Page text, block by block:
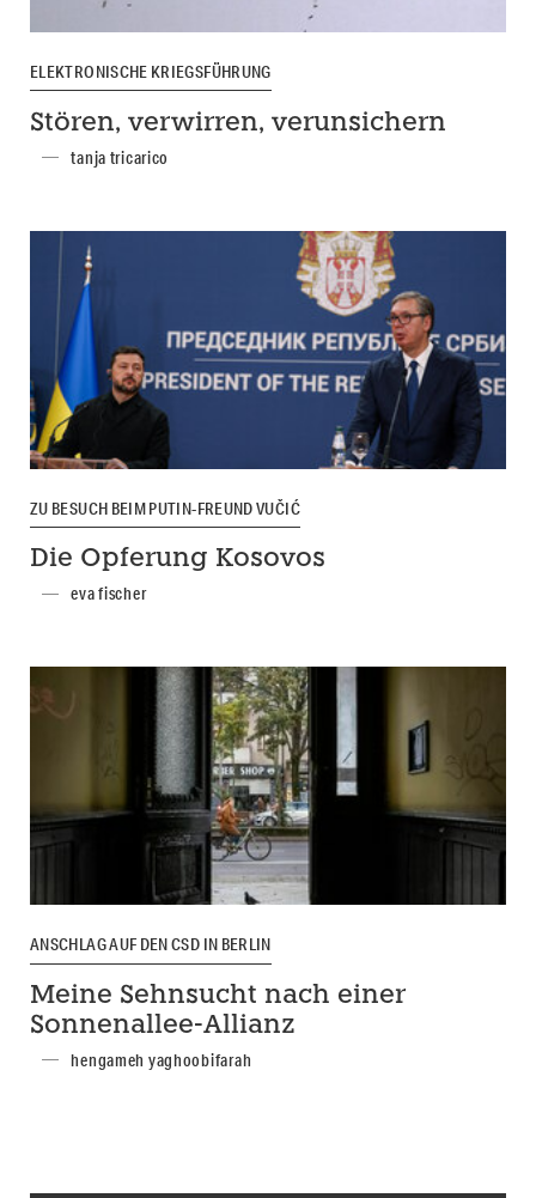
ELEKTRONISCHE KRIEGSFÜHRUNG
Stören, verwirren, verunsichern
tanja tricarico
ZU BESUCH BEIM PUTIN-FREUND VUČIĆ
Die Opferung Kosovos
eva fischer
ANSCHLAG AUF DEN CSD IN BERLIN
Meine Sehnsucht nach einer
Sonnenallee-Allianz
hengameh yaghoobifarah